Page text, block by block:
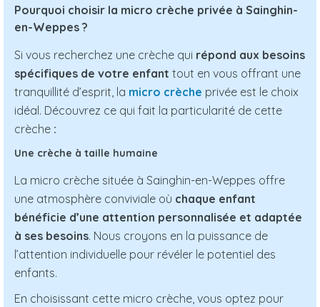
Pourquoi choisir la micro crèche privée à Sainghin-
en-Weppes ?
Si vous recherchez une crèche qui répond aux besoins
spécifiques de votre enfant tout en vous offrant une
tranquillité d’esprit, la micro crèche privée est le choix
idéal. Découvrez ce qui fait la particularité de cette
crèche :
Une crèche à taille humaine
La micro crèche située à Sainghin-en-Weppes offre
une atmosphère conviviale où chaque enfant
bénéficie d’une attention personnalisée et adaptée
à ses besoins. Nous croyons en la puissance de
l’attention individuelle pour révéler le potentiel des
enfants.
En choisissant cette micro crèche, vous optez pour